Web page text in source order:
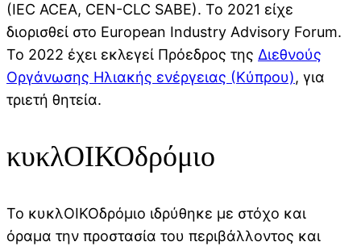
(IEC ACEA, CEN-CLC SABE). To 2021 είχε
διορισθεί στο European Industry Advisory Forum.
Το 2022 έχει εκλεγεί Πρόεδρος της Διεθνούς
Οργάνωσης Ηλιακής ενέργειας (Κύπρου), για
τριετή θητεία.
κυκλΟΙΚΟδρόμιο
Το κυκλΟΙΚΟδρόμιο ιδρύθηκε με στόχο και
όραμα την προστασία του περιβάλλοντος και